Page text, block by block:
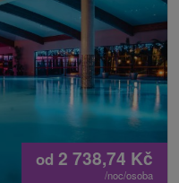
od 2 738,74 Kč
/noc/osoba